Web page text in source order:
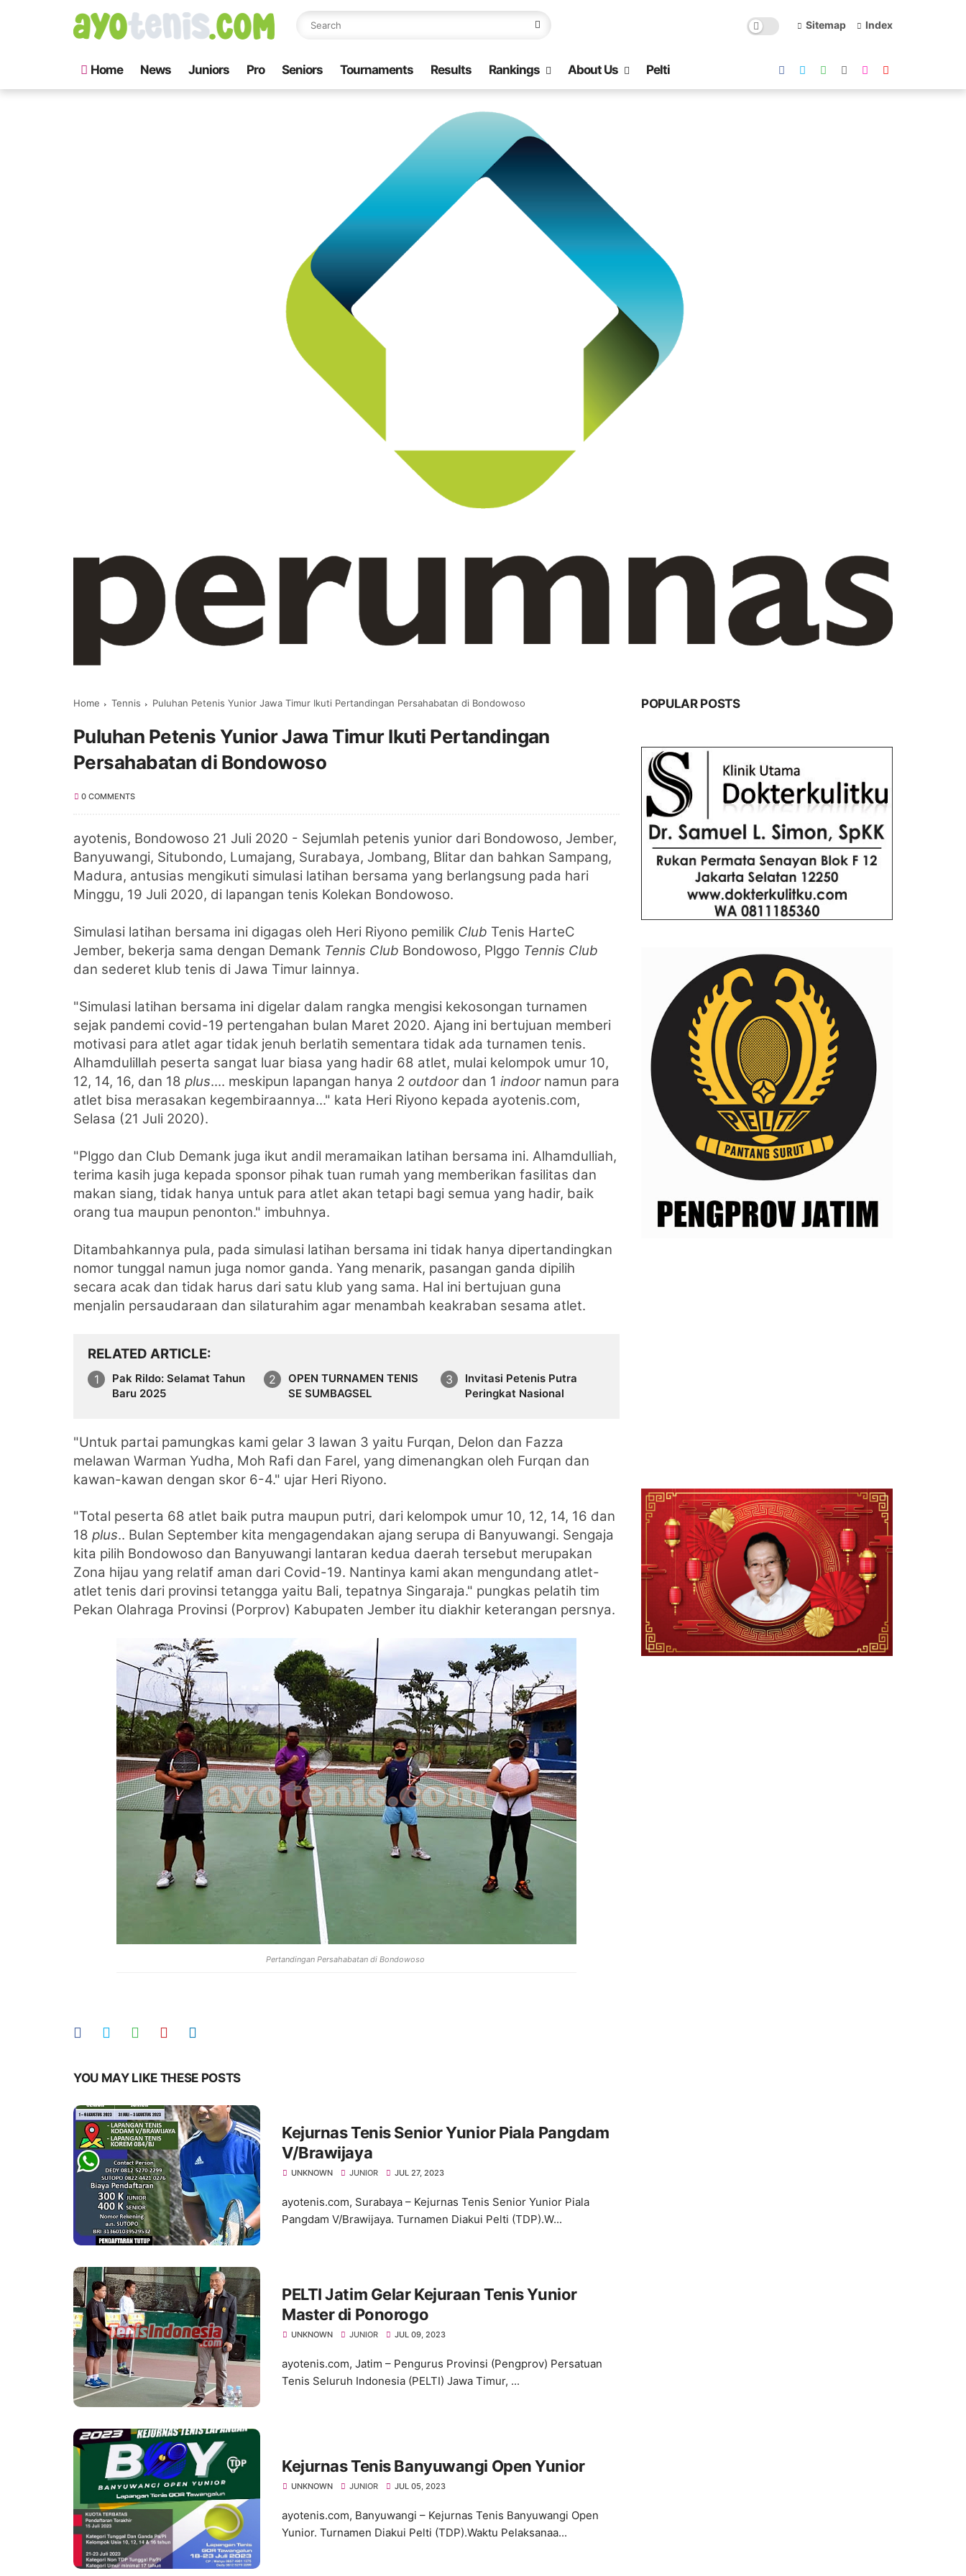
Sitemap Index
Home News Juniors Pro Seniors Tournaments Results Rankings About Us Pelti
Home Tennis Puluhan Petenis Yunior Jawa Timur Ikuti Pertandingan Persahabatan di Bondowoso
Puluhan Petenis Yunior Jawa Timur Ikuti Pertandingan
Persahabatan di Bondowoso
0 COMMENTS
ayotenis, Bondowoso 21 Juli 2020 - Sejumlah petenis yunior dari Bondowoso, Jember,
Banyuwangi, Situbondo, Lumajang, Surabaya, Jombang, Blitar dan bahkan Sampang,
Madura, antusias mengikuti simulasi latihan bersama yang berlangsung pada hari
Minggu, 19 Juli 2020, di lapangan tenis Kolekan Bondowoso.
Simulasi latihan bersama ini digagas oleh Heri Riyono pemilik Club Tenis HarteC
Jember, bekerja sama dengan Demank Tennis Club Bondowoso, Plggo Tennis Club
dan sederet klub tenis di Jawa Timur lainnya.
"Simulasi latihan bersama ini digelar dalam rangka mengisi kekosongan turnamen
sejak pandemi covid-19 pertengahan bulan Maret 2020. Ajang ini bertujuan memberi
motivasi para atlet agar tidak jenuh berlatih sementara tidak ada turnamen tenis.
Alhamdulillah peserta sangat luar biasa yang hadir 68 atlet, mulai kelompok umur 10,
12, 14, 16, dan 18 plus.... meskipun lapangan hanya 2 outdoor dan 1 indoor namun para
atlet bisa merasakan kegembiraannya..." kata Heri Riyono kepada ayotenis.com,
Selasa (21 Juli 2020).
"Plggo dan Club Demank juga ikut andil meramaikan latihan bersama ini. Alhamdulliah,
terima kasih juga kepada sponsor pihak tuan rumah yang memberikan fasilitas dan
makan siang, tidak hanya untuk para atlet akan tetapi bagi semua yang hadir, baik
orang tua maupun penonton." imbuhnya.
Ditambahkannya pula, pada simulasi latihan bersama ini tidak hanya dipertandingkan
nomor tunggal namun juga nomor ganda. Yang menarik, pasangan ganda dipilih
secara acak dan tidak harus dari satu klub yang sama. Hal ini bertujuan guna
menjalin persaudaraan dan silaturahim agar menambah keakraban sesama atlet.
RELATED ARTICLE
Pak Rildo: Selamat Tahun
Baru 2025
OPEN TURNAMEN TENIS
SE SUMBAGSEL
Invitasi Petenis Putra
Peringkat Nasional
"Untuk partai pamungkas kami gelar 3 lawan 3 yaitu Furqan, Delon dan Fazza
melawan Warman Yudha, Moh Rafi dan Farel, yang dimenangkan oleh Furqan dan
kawan-kawan dengan skor 6-4." ujar Heri Riyono.
"Total peserta 68 atlet baik putra maupun putri, dari kelompok umur 10, 12, 14, 16 dan
18 plus.. Bulan September kita mengagendakan ajang serupa di Banyuwangi. Sengaja
kita pilih Bondowoso dan Banyuwangi lantaran kedua daerah tersebut merupakan
Zona hijau yang relatif aman dari Covid-19. Nantinya kami akan mengundang atlet-
atlet tenis dari provinsi tetangga yaitu Bali, tepatnya Singaraja." pungkas pelatih tim
Pekan Olahraga Provinsi (Porprov) Kabupaten Jember itu diakhir keterangan persnya.
Pertandingan Persahabatan di Bondowoso
YOU MAY LIKE THESE POSTS
Kejurnas Tenis Senior Yunior Piala Pangdam
V/Brawijaya
UNKNOWN JUNIOR JUL 27, 2023
ayotenis.com, Surabaya – Kejurnas Tenis Senior Yunior Piala
Pangdam V/Brawijaya. Turnamen Diakui Pelti (TDP).W...
PELTI Jatim Gelar Kejuraan Tenis Yunior
Master di Ponorogo
UNKNOWN JUNIOR JUL 09, 2023
ayotenis.com, Jatim – Pengurus Provinsi (Pengprov) Persatuan
Tenis Seluruh Indonesia (PELTI) Jawa Timur, ...
Kejurnas Tenis Banyuwangi Open Yunior
UNKNOWN JUNIOR JUL 05, 2023
ayotenis.com, Banyuwangi – Kejurnas Tenis Banyuwangi Open
Yunior. Turnamen Diakui Pelti (TDP).Waktu Pelaksanaa...
POPULAR POSTS